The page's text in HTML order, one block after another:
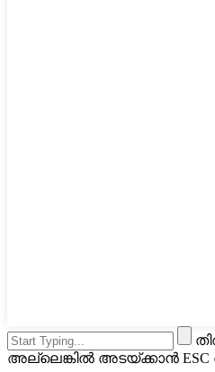
അല്ലെങ്കിൽ അടയ്ക്കാൻ